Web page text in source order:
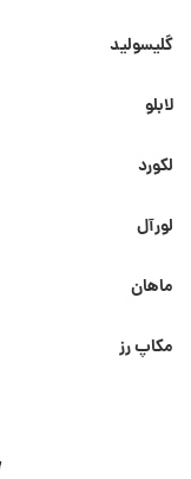
گلیسولید
لابلو
لکورد
لورآل
ماهان
مکاپ رز